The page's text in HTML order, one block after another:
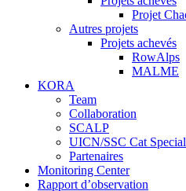
Projet
Autres projets
Projets achevés
RowAlps
MALME
KORA
Team
Collaboration
SCALP
UICN/SSC Cat
Partenaires
Monitoring Center
Rapport d’observation